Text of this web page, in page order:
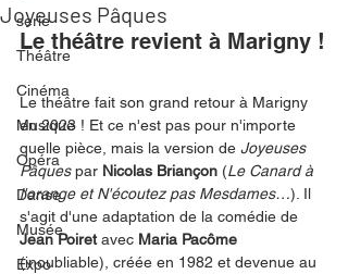
serie
Théâtre
Cinéma
Musique
Opéra
Danse
Musée
Expo
Joyeuses Pâques
Le théâtre revient à Marigny !
Le théâtre fait son grand retour à Marigny
en 2023 ! Et ce n'est pas pour n'importe
quelle pièce, mais la version de Joyeuses
Pâques par Nicolas Briançon (Le Canard à
l'orange et N'écoutez pas Mesdames…). Il
s'agit d'une adaptation de la comédie de
Jean Poiret avec Maria Pacôme
(inoubliable), créée en 1982 et devenue au